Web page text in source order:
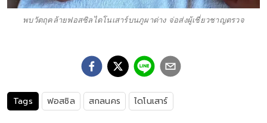
พบวัตถุคล้ายฟอสซิลไดโนเสาร์บนภูผาด่าง จ่อส่งผู้เชี่ยวชาญตรวจ
Tags ฟอสซิล สกลนคร ไดโนเสาร์